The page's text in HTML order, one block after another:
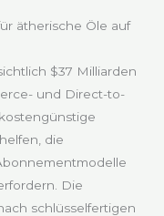
ätherische Öle auf
$37 Milliarden
und Direct-to-
die
Die
schlüsselfertigen